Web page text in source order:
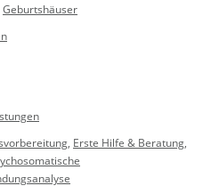
Geburtshäuser
, Erste Hilfe & Beratung,